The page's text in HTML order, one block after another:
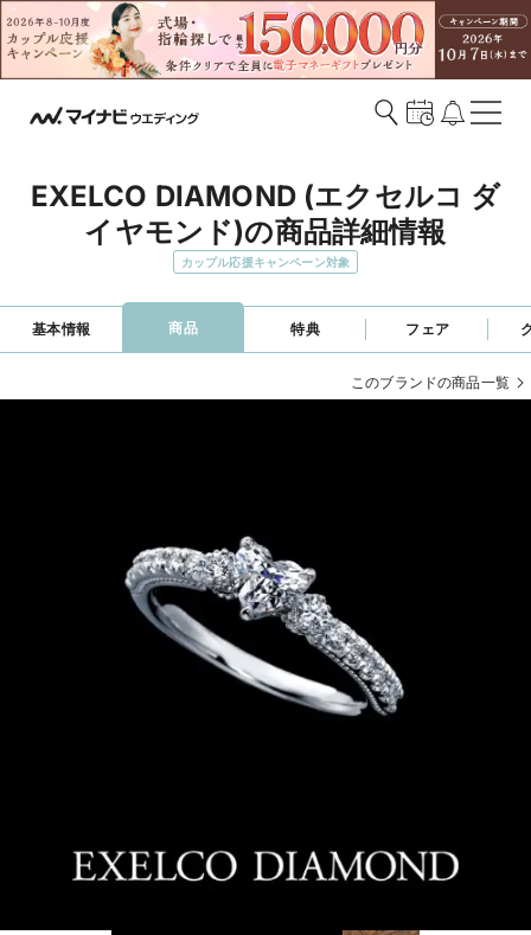
EXELCO DIAMOND (エクセルコ ダ
イヤモンド)の商品詳細情報
カップル応援キャンペーン対象
基本情報 商品 特典 フェア
このブランドの商品一覧